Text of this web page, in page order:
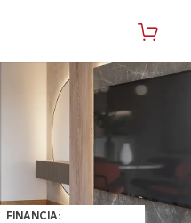
FINANCIA: